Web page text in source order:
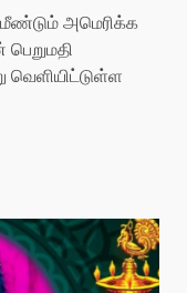
மீண்டும் அமெரிக்க
வெளியிட்டுள்ள